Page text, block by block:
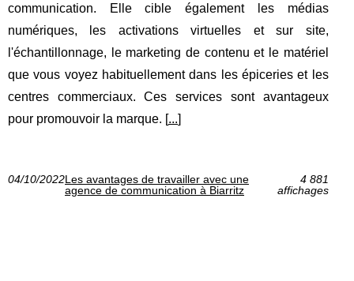
communication. Elle cible également les médias
numériques, les activations virtuelles et sur site,
l'échantillonnage, le marketing de contenu et le matériel
que vous voyez habituellement dans les épiceries et les
centres commerciaux. Ces services sont avantageux
pour promouvoir la marque. [...]
04/10/2022Les avantages de travailler avec une
agence de communication à Biarritz
4 881
affichages